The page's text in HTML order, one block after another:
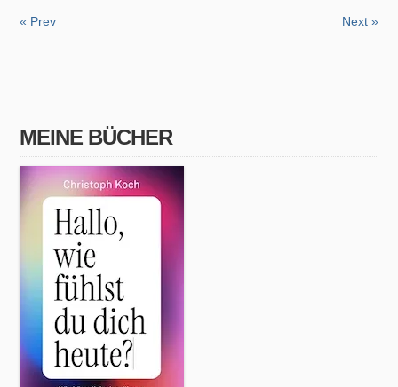
« Prev Next »
MEINE BÜCHER